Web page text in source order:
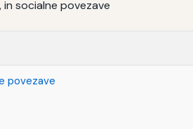
povezave